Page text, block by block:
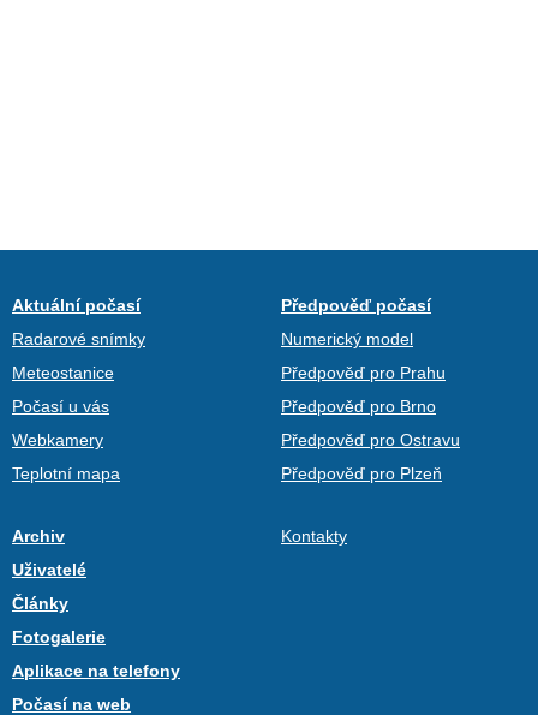
Aktuální počasí
Radarové snímky
Meteostanice
Počasí u vás
Webkamery
Teplotní mapa
Předpověď počasí
Numerický model
Předpověď pro Prahu
Předpověď pro Brno
Předpověď pro Ostravu
Předpověď pro Plzeň
Archiv
Uživatelé
Články
Fotogalerie
Aplikace na telefony
Počasí na web
Kontakty